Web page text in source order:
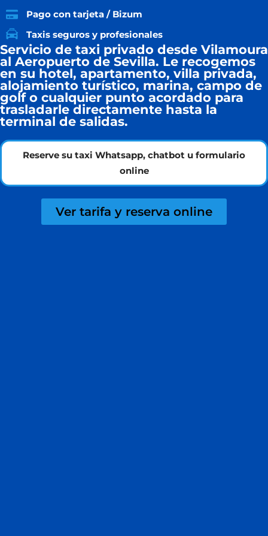
Pago con tarjeta / Bizum
Taxis seguros y profesionales
Servicio de taxi privado desde Vilamoura
al Aeropuerto de Sevilla. Le recogemos
en su hotel, apartamento, villa privada,
alojamiento turístico, marina, campo de
golf o cualquier punto acordado para
trasladarle directamente hasta la
terminal de salidas.
Reserve su taxi Whatsapp, chatbot u formulario
online
Ver tarifa y reserva online